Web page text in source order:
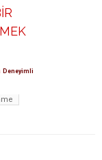
Deneyimli